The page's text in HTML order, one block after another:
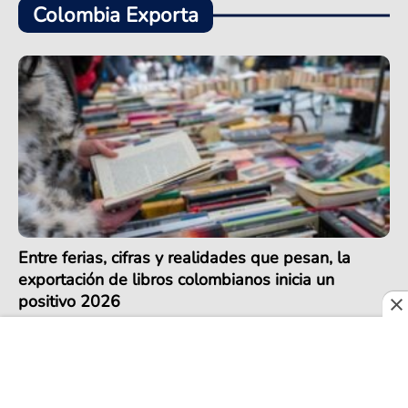
Colombia Exporta
Entre ferias, cifras y realidades que pesan, la
exportación de libros colombianos inicia un
positivo 2026